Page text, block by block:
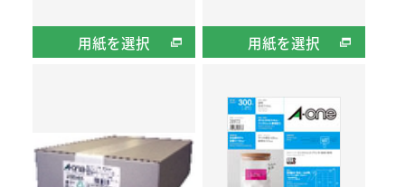
用紙を選択 用紙を選択